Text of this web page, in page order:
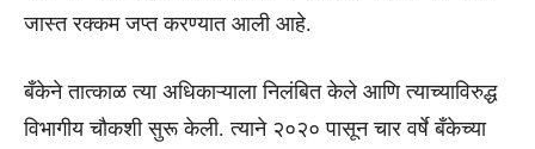
जास्त रक्कम जप्त करण्यात आली आहे.
बँकेने तात्काळ त्या अधिकाऱ्याला निलंबित केले आणि त्याच्याविरुद्ध
विभागीय चौकशी सुरू केली. त्याने २०२० पासून चार वर्षे बँकेच्या